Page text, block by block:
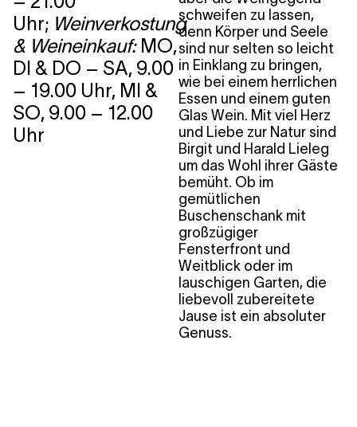
Uhr; Weinverkostung
& Weineinkauf: MO,
DI & DO – SA, 9.00
– 19.00 Uhr, MI &
SO, 9.00 – 12.00
Uhr
schweifen zu lassen,
denn Körper und Seele
sind nur selten so leicht
in Einklang zu bringen,
wie bei einem herrlichen
Essen und einem guten
Glas Wein. Mit viel Herz
und Liebe zur Natur sind
Birgit und Harald Lieleg
um das Wohl ihrer Gäste
bemüht. Ob im
gemütlichen
Buschenschank mit
großzügiger
Fensterfront und
Weitblick oder im
lauschigen Garten, die
liebevoll zubereitete
Jause ist ein absoluter
Genuss.